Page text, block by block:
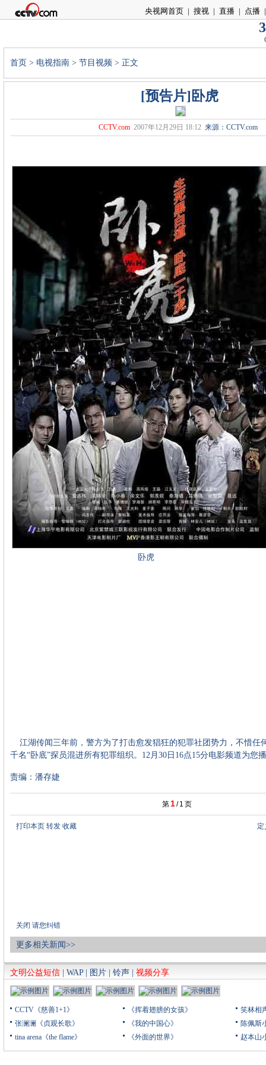
央视网首页 | 搜视 | 直播 | 点播 |
首页 > 电视指南 > 节目视频 > 正文
[预告片]卧虎
CCTV.com 2007年12月29日 18:12来源：CCTV.com
卧虎
江湖传闻三年前，警方为了打击愈发猖狂的犯罪社团势力，不惜任
千名“卧底”探员混进所有犯罪组织。12月30日16点15分电影频道为您
责编：潘存婕
第 1/ 1 页
打印本页 转发 收藏
关闭 请您纠错
更多相关新闻>>
文明公益短信 WAP| 图片 铃声 视频分享
CCTV《慈善1+1》
张澜澜《贞观长歌》
tina arena《the flame》
《挥着翅膀的女孩》
《我的中国心》
《外面的世界》
笑林相
陈佩斯
赵本山